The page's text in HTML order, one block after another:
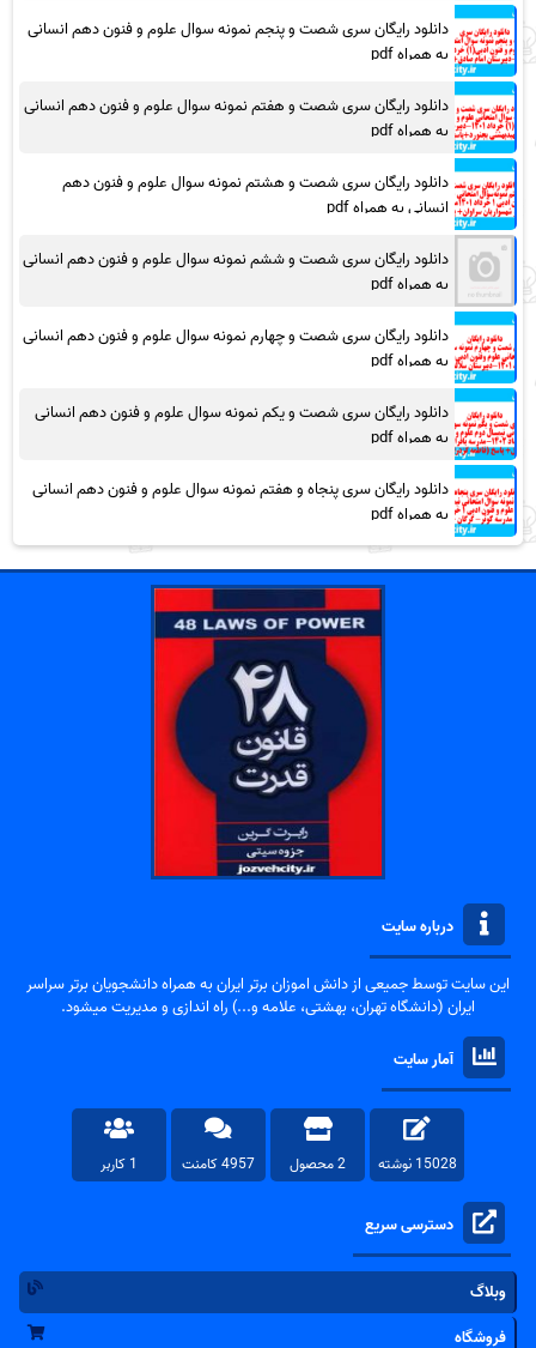
دانلود رایگان سری شصت و پنجم نمونه سوال علوم و فنون دهم انسانی
به همراه pdf
دانلود رایگان سری شصت و هفتم نمونه سوال علوم و فنون دهم انسانی
به همراه pdf
دانلود رایگان سری شصت و هشتم نمونه سوال علوم و فنون دهم
انسانی به همراه pdf
دانلود رایگان سری شصت و ششم نمونه سوال علوم و فنون دهم انسانی
به همراه pdf
دانلود رایگان سری شصت و چهارم نمونه سوال علوم و فنون دهم انسانی
به همراه pdf
دانلود رایگان سری شصت و یکم نمونه سوال علوم و فنون دهم انسانی
به همراه pdf
دانلود رایگان سری پنجاه و هفتم نمونه سوال علوم و فنون دهم انسانی
به همراه pdf
درباره سایت
این سایت توسط جمیعی از دانش اموزان برتر ایران به همراه دانشجویان برتر سراسر
ایران (دانشگاه تهران، بهشتی، علامه و...) راه اندازی و مدیریت میشود.
آمار سایت
15028 نوشته 2 محصول 4957 کامنت 1 کاربر
دسترسی سریع
وبلاگ
فروشگاه